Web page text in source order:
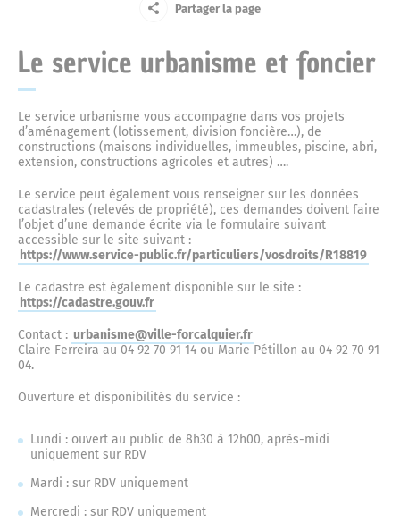
L’ancienne prison
L’ancienne gendarmerie de Forcalquier
Marius l’imprimeur
Les baraques militaires
La poudrière Lucrèce
La concathédrale Notre-Dame-du-Bourguet
Le couvent des Cordeliers
La place Saint-Michel
Le marché du lundi
Actes administratifs
Délibérations
Les décisions
Vos élus
Le maire
Le conseil municipal des Jeunes et des Enfants
Annuaire des commerces
Marchés publics
Emploi
Le Centre Communal d’Action Sociale
Petite enfance
Ecoles et cantine
Police municipale
Culture
Le musée municipal
Exposition permanente
Exposition temporaire
Programmation culturelle
Urbanisme
Le service urbanisme
Vie associative et sport
Centre de soins non programmés
Complexe sportif
Cour des artisans
Halte routière
Jardin d’enfants
Musée municipal
Jeune
Entreprise
Ainé
Nouvel arrivant
Touriste
Partager la page
Le service urbanisme et foncier
Le service urbanisme vous accompagne dans vos projets
d’aménagement (lotissement, division foncière…), de
constructions (maisons individuelles, immeubles, piscine, abri,
extension, constructions agricoles et autres) ….
Le service peut également vous renseigner sur les données
cadastrales (relevés de propriété), ces demandes doivent faire
l’objet d’une demande écrite via le formulaire suivant
accessible sur le site suivant :
https://www.service-public.fr/particuliers/vosdroits/R18819
Le cadastre est également disponible sur le site :
https://cadastre.gouv.fr
Contact : urbanisme@ville-forcalquier.fr
Claire Ferreira au 04 92 70 91 14 ou Marie Pétillon au 04 92 70 91
04.
Ouverture et disponibilités du service :
Lundi : ouvert au public de 8h30 à 12h00, après-midi
uniquement sur RDV
Mardi : sur RDV uniquement
Mercredi : sur RDV uniquement